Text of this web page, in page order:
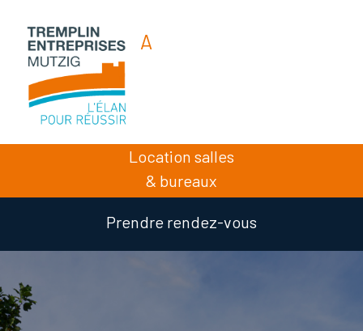
A A A
Location salles
& bureaux
Prendre rendez-vous